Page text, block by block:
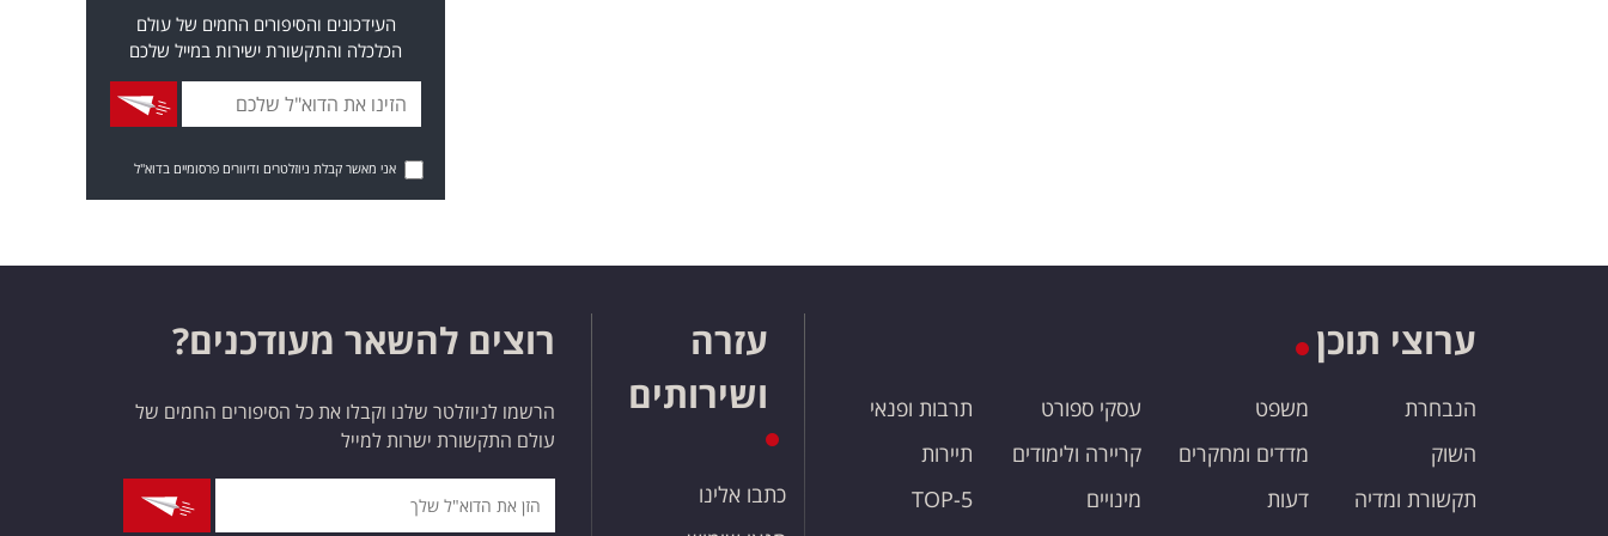
העידכונים והסיפורים החמים של עולם
הכלכלה והתקשורת ישירות במייל שלכם
אני מאשר קבלת ניוזלטרים ודיוורים פרסומיים בדוא"ל
ערוצי תוכן
הנבחרת
השוק
תקשורת ומדיה
משפט
מדדים ומחקרים
דעות
עסקי ספורט
קריירה ולימודים
מינויים
תרבות ופנאי
תיירות
TOP-5
עזרה
ושירותים
כתבו אלינו
רוצים להשאר מעודכנים?
הרשמו לניוזלטר שלנו וקבלו את כל הסיפורים החמים של
עולם התקשורת ישרות למייל